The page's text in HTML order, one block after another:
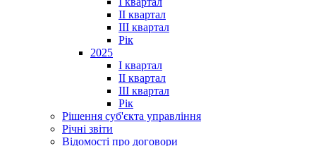
II квартал
III квартал
Рік
2025
I квартал
II квартал
III квартал
Рік
Рішення суб'єкта управління
Річні звіти
Відомості про договори